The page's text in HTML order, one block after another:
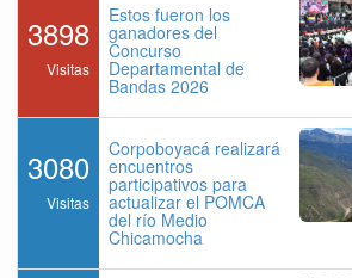
3898
Visitas
Estos fueron los
ganadores del
Concurso
Departamental de
Bandas 2026
3080
Visitas
Corpoboyacá realizará
encuentros
participativos para
actualizar el POMCA
del río Medio
Chicamocha